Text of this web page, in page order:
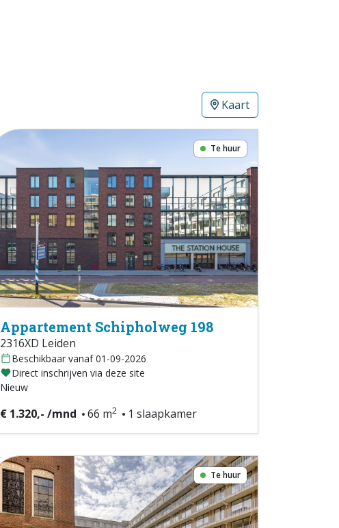
Kaart
Te huur
Appartement Schipholweg 198
2316XD Leiden
Beschikbaar vanaf 01-09-2026
Direct inschrijven via deze site
Nieuw
€ 1.320,- /mnd 66 m2 1 slaapkamer
Te huur